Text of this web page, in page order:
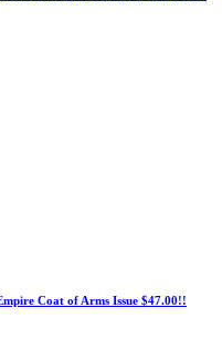
Coat of Arms Issue $47.00!!